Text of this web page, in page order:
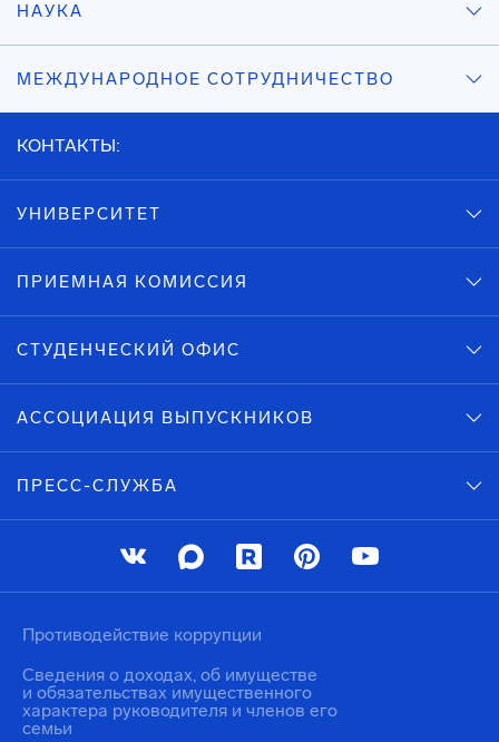
НАУКА
МЕЖДУНАРОДНОЕ СОТРУДНИЧЕСТВО
КОНТАКТЫ:
УНИВЕРСИТЕТ
ПРИЕМНАЯ КОМИССИЯ
СТУДЕНЧЕСКИЙ ОФИС
АССОЦИАЦИЯ ВЫПУСКНИКОВ
ПРЕСС-СЛУЖБА
Противодействие коррупции
Сведения о доходах, об имуществе
и обязательствах имущественного
характера руководителя и членов его
семьи